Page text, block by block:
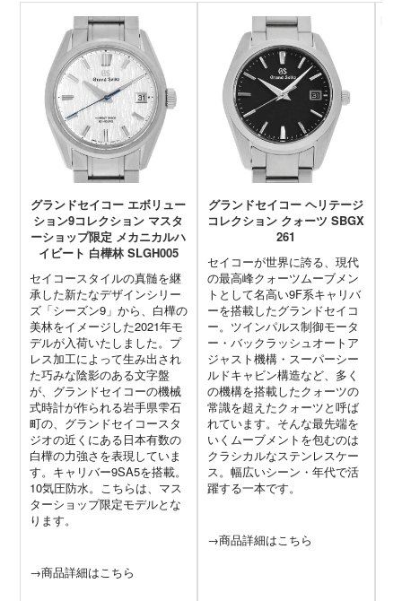
グランドセイコー エボリュー
ション9コレクション マスタ
ーショップ限定 メカニカルハ
イビート 白樺林 SLGH005
セイコースタイルの真髄を継
承した新たなデザインシリー
ズ「シーズン9」から、白樺の
美林をイメージした2021年モ
デルが入荷いたしました。プ
レス加工によって生み出され
た巧みな陰影のある文字盤
が、グランドセイコーの機械
式時計が作られる岩手県雫石
町の、グランドセイコースタ
ジオの近くにある日本有数の
白樺の力強さを表現していま
す。キャリバー9SA5を搭載。
10気圧防水。こちらは、マス
ターショップ限定モデルとな
ります。
→商品詳細はこちら
グランドセイコー ヘリテージ
コレクション クォーツ SBGX
261
セイコーが世界に誇る、現代
の最高峰クォーツムーブメン
トとして名高い9F系キャリバ
ーを搭載したグランドセイコ
ー。ツインパルス制御モータ
ー・バックラッシュオートア
ジャスト機構・スーパーシー
ルドキャビン構造など、多く
の機構を搭載したクォーツの
常識を超えたクォーツと呼ば
れています。そんな最先端を
いくムーブメントを包むのは
クラシカルなステンレスケー
ス。幅広いシーン・年代で活
躍する一本です。
→商品詳細はこちら